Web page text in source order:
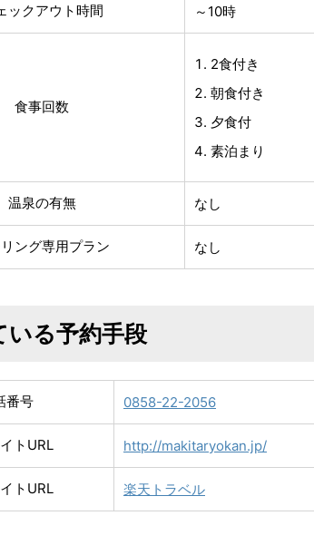
ックアウト時間 ～10時
食事回数
2食付き
朝食付き
夕食付
素泊まり
温泉の有無 なし
ング専用プラン なし
いる予約手段
番号 0858-22-2056
トURL http://makitaryokan.jp/
トURL 楽天トラベル